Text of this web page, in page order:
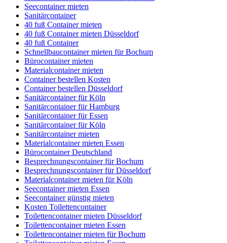
Seecontainer mieten
Sanitärcontainer
40 fuß Container mieten
40 fuß Container mieten Düsseldorf
40 fuß Container
Schnellbaucontainer mieten für Bochum
Bürocontainer mieten
Materialcontainer mieten
Container bestellen Kosten
Container bestellen Düsseldorf
Sanitärcontainer für Köln
Sanitärcontainer für Hamburg
Sanitärcontainer für Essen
Sanitärcontainer für Köln
Sanitärcontainer mieten
Materialcontainer mieten Essen
Bürocontainer Deutschland
Besprechnungscontainer für Bochum
Besprechnungscontainer für Düsseldorf
Materialcontainer mieten für Köln
Seecontainer mieten Essen
Seecontainer günstig mieten
Kosten Toilettencontainer
Toilettencontainer mieten Düsseldorf
Toilettencontainer mieten Essen
Toilettencontainer mieten für Bochum